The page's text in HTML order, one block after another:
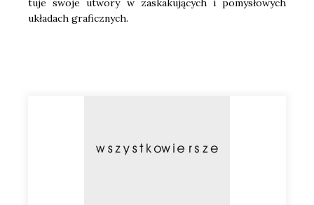
tu­je swo­je utwo­ry w zaska­ku­ją­cych i pomy­sło­wych
ukła­dach gra­ficz­nych.